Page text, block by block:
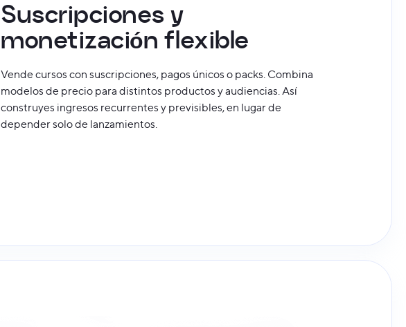
Suscripciones y
monetización flexible
Vende cursos con suscripciones, pagos únicos o packs. Combina
modelos de precio para distintos productos y audiencias. Así
construyes ingresos recurrentes y previsibles, en lugar de
depender solo de lanzamientos.